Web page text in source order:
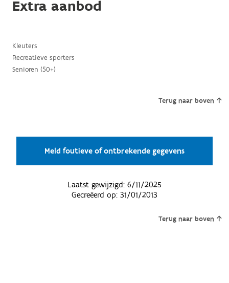
Extra aanbod
Kleuters
Recreatieve sporters
Senioren (50+)
Terug naar boven
Meld foutieve of ontbrekende gegevens
Laatst gewijzigd: 6/11/2025
Gecreëerd op: 31/01/2013
Terug naar boven